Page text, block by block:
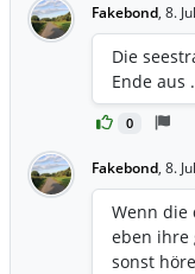
Fakebond, 8.
0
Die
Ende aus
Fakebond, 8.
Wenn die
eben ihre
sonst